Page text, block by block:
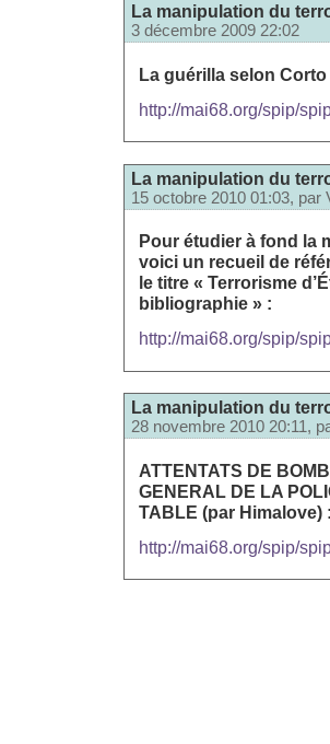
La manipulation du
3 décembre 2009 22:02
La guérilla selon Corto
http://mai68.org/spip/
La manipulation du
15 octobre 2010 01:03, par
Pour étudier à fond la
voici un recueil de
le titre « Terrorisme
bibliographie » :
http://mai68.org/spip/
La manipulation du
28 novembre 2010 20:11,
ATTENTATS DE
GENERAL DE LA
TABLE (par Himalove) :
http://mai68.org/spip/